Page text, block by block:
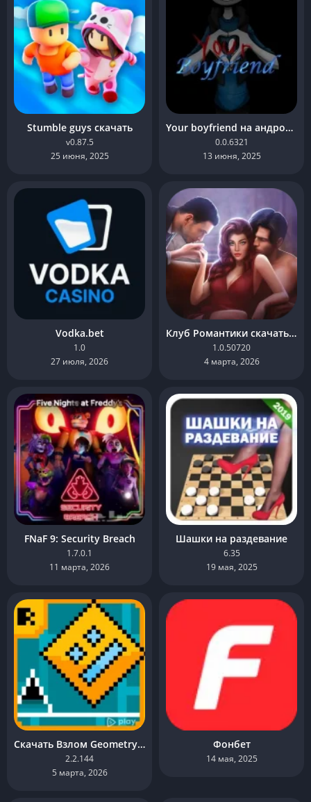
Stumble guys скачать
v0.87.5
25 июня, 2025
Your boyfriend на андроид бесплатно
0.0.6321
13 июня, 2025
Vodka.bet
1.0
27 июля, 2026
Клуб Романтики скачать взлом на Андроид
1.0.50720
4 марта, 2026
FNaF 9: Security Breach
1.7.0.1
11 марта, 2026
Шашки на раздевание
6.35
19 мая, 2025
Скачать Взлом Geometry Dash (Читы) МОД на Андроид
2.2.144
5 марта, 2026
Фонбет
14 мая, 2025